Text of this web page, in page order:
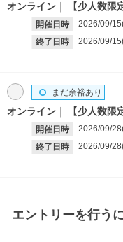
オンライン 【少人数
開催日時 2026/09/
終了日時
2026/09/
オンライン 【少人数
開催日時 2026/09/
終了日時
2026/09/
まだ余裕あり
エントリーを行う